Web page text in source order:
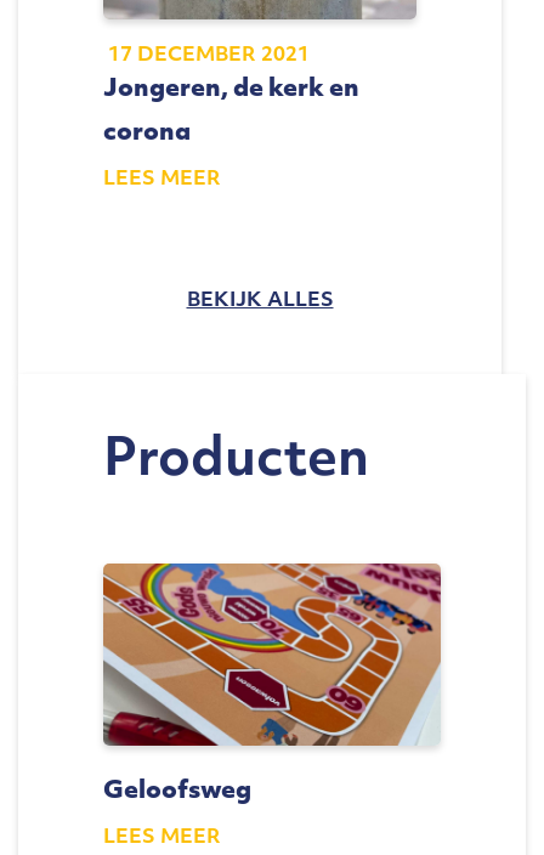
17 DECEMBER 2021
Jongeren, de kerk en
corona
LEES MEER
BEKIJK ALLES
Producten
Geloofsweg
LEES MEER